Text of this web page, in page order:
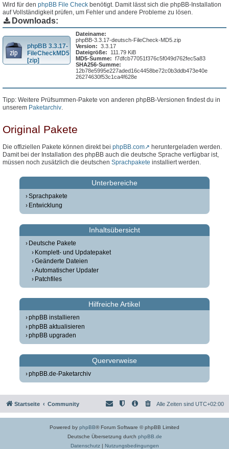
Wird für den phpBB File Check benötigt. Damit lässt sich die phpBB-Installation
auf Vollständigkeit prüfen, um Fehler und andere Probleme zu lösen.
Downloads:
phpBB 3.3.17-
FileCheckMD5
[zip]
Dateiname:
phpBB-3.3.17-deutsch-FileCheck-MD5.zip
Version: 3.3.17
Dateigröße:
111.79 KiB
MD5-Summe: f7dfcb77051f376c5f049d762fec5a83
SHA256-Summe:
12b78e5995e227aded16c4458be72c0b3ddb473e40e
26274630f53c1ca4f628e
Tipp: Weitere Prüfsummen-Pakete von anderen phpBB-Versionen findest du in
unserem Paketarchiv.
Original Pakete
Die offiziellen Pakete können direkt bei phpBB.com
heruntergeladen werden.
Damit bei der Installation des phpBB auch die deutsche Sprache verfügbar ist,
müssen noch zusätzlich die deutschen Sprachpakete installiert werden.
Unterbereiche
Sprachpakete
Entwicklung
Inhaltsübersicht
Deutsche Pakete
Komplett- und Updatepaket
Geänderte Dateien
Automatischer Updater
Patchfiles
Hilfreiche Artikel
phpBB installieren
phpBB aktualisieren
phpBB upgraden
Querverweise
phpBB.de-Paketarchiv
Startseite Community Alle Zeiten sind UTC+02:00
Powered by phpBB® Forum Software © phpBB Limited
Deutsche Übersetzung durch phpBB.de
Datenschutz| Nutzungsbedingungen